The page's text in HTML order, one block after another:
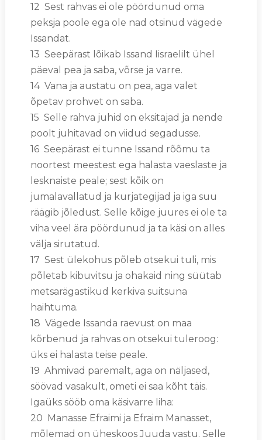
12 Sest rahvas ei ole pöördunud oma
peksja poole ega ole nad otsinud vägede
Issandat.
13 Seepärast lõikab Issand Iisraelilt ühel
päeval pea ja saba, võrse ja varre.
14 Vana ja austatu on pea, aga valet
õpetav prohvet on saba.
15 Selle rahva juhid on eksitajad ja nende
poolt juhitavad on viidud segadusse.
16 Seepärast ei tunne Issand rõõmu ta
noortest meestest ega halasta vaeslaste ja
lesknaiste peale; sest kõik on
jumalavallatud ja kurjategijad ja iga suu
räägib jõledust. Selle kõige juures ei ole ta
viha veel ära pöördunud ja ta käsi on alles
välja sirutatud.
17 Sest ülekohus põleb otsekui tuli, mis
põletab kibuvitsu ja ohakaid ning süütab
metsarägastikud kerkiva suitsuna
haihtuma.
18 Vägede Issanda raevust on maa
kõrbenud ja rahvas on otsekui tuleroog:
üks ei halasta teise peale.
19 Ahmivad paremalt, aga on näljased,
söövad vasakult, ometi ei saa kõht täis.
Igaüks sööb oma käsivarre liha:
20 Manasse Efraimi ja Efraim Manasset,
mõlemad on üheskoos Juuda vastu. Selle